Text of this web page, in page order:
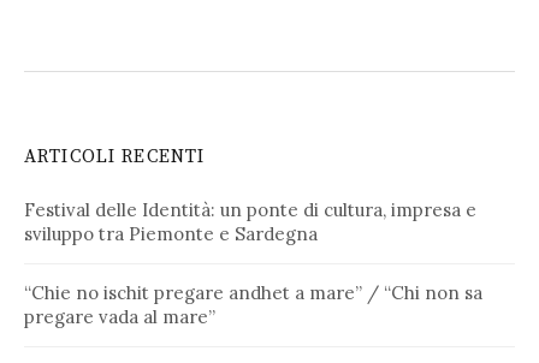
ARTICOLI RECENTI
Festival delle Identità: un ponte di cultura, impresa e
sviluppo tra Piemonte e Sardegna
“Chie no ischit pregare andhet a mare” / “Chi non sa
pregare vada al mare”